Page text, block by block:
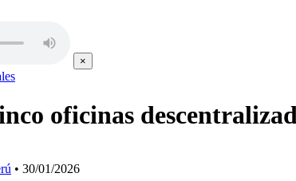
×
oficinas
• 30/01/2026